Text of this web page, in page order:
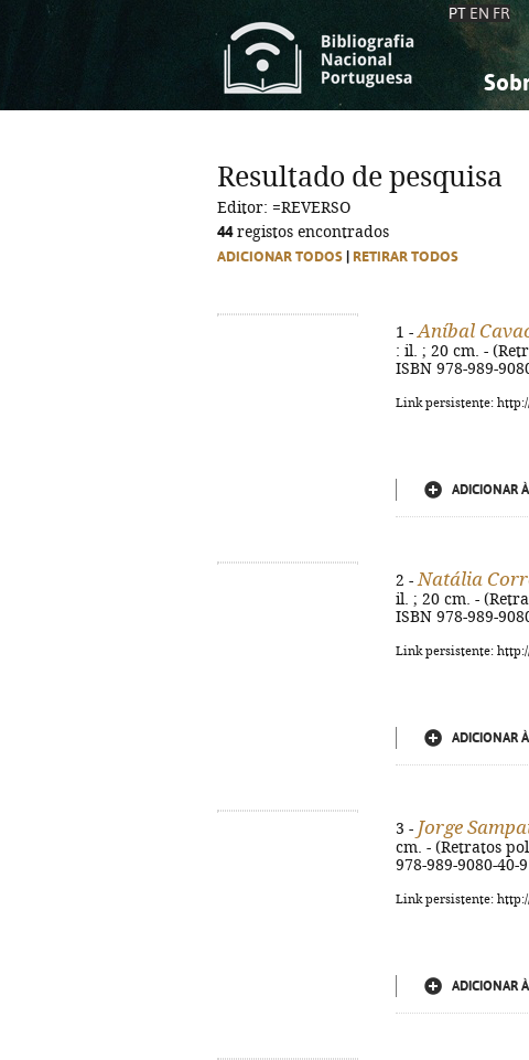
PT EN FR
Resultado de pesquisa
Editor: =REVERSO
44registos encontrados
ADICIONAR TODOS RETIRAR TODOS
1 - Aníbal
: il. ; 20 cm. -
ISBN 978-989-
Link persistente:
ADICIONAR
2 - Natália
il. ; 20 cm. -
ISBN 978-989-
Link persistente:
ADICIONAR
3 - Jorge
cm. - (Retratos
978-989-9080-40-9
Link persistente:
ADICIONAR